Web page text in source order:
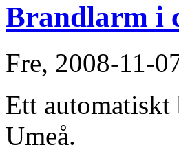
Brandlarm i
Fre, 2008-11-
Ett automatiskt
Umeå.